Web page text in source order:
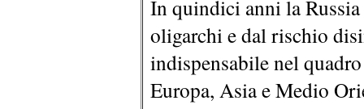
In quindici anni la Russia
oligarchi e dal rischio
indispensabile nel
Europa, Asia e Medio